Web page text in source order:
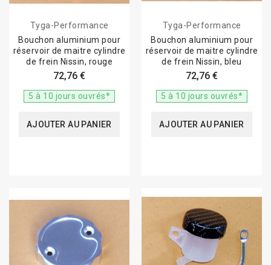
Tyga-Performance
Bouchon aluminium pour
réservoir de maitre cylindre
de frein Nissin, rouge
72,76 €
5 à 10 jours ouvrés*
AJOUTER AU PANIER
Tyga-Performance
Bouchon aluminium pour
réservoir de maitre cylindre
de frein Nissin, bleu
72,76 €
5 à 10 jours ouvrés*
AJOUTER AU PANIER